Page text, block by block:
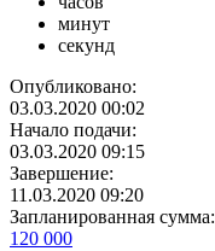
минут
секунд
Опубликовано:
03.03.2020 00:02
Начало подачи:
03.03.2020 09:15
Завершение:
11.03.2020 09:20
Запланированная сумма:
120 000